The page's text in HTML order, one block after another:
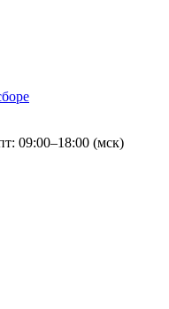
09:00–18:00 (мск)